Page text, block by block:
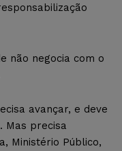
não negocia com o
avançar, e deve
Mas precisa
Ministério Público,